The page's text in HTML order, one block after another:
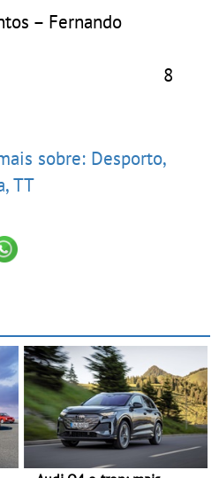
– Fernando
8
sobre: Desporto,
TT